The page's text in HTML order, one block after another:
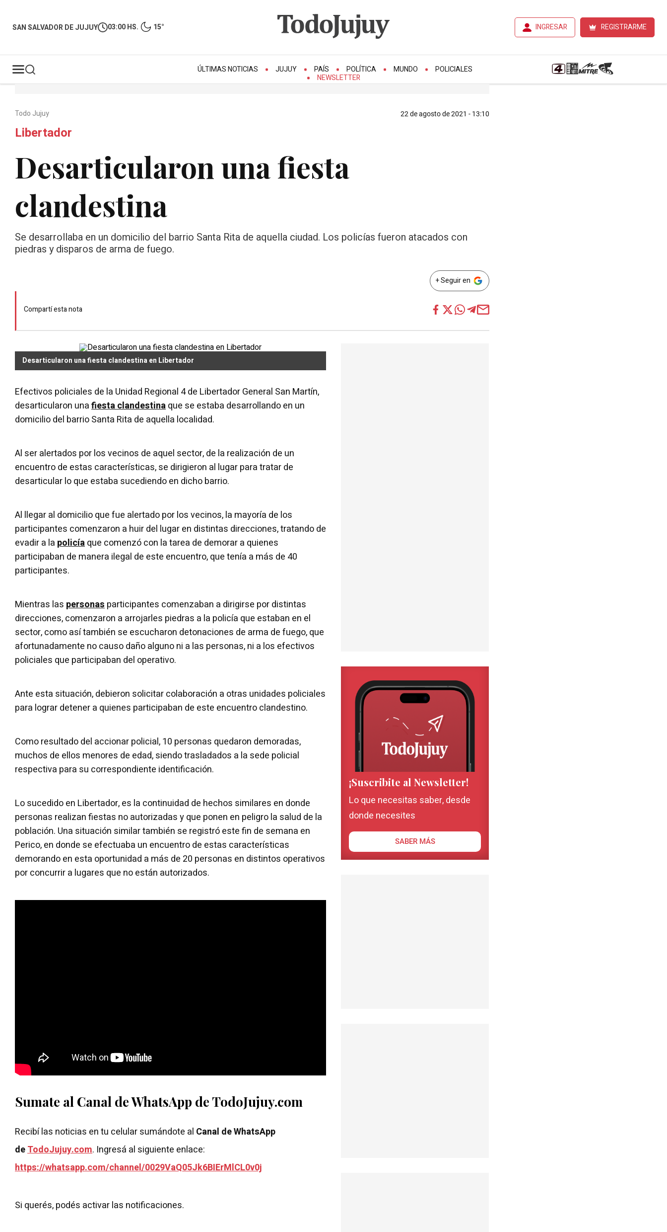
SAN SALVADOR DE JUJUY 03:00 HS. 15° INGRESAR REGISTRARME
ÚLTIMAS NOTICIAS JUJUY PAÍS POLÍTICA MUNDO
POLICIALES
NEWSLETTER
Todo Jujuy 22 de agosto de 2021 - 13:10
Libertador
Desarticularon una fiesta
clandestina
Se desarrollaba en un domicilio del barrio Santa Rita de aquella ciudad. Los policías fueron atacados con
piedras y disparos de arma de fuego.
+ Seguir en
Compartí esta nota
Desarticularon una fiesta clandestina en Libertador
Efectivos policiales de la Unidad Regional 4 de Libertador General San Martín,
desarticularon unafiesta clandestinaque se estaba desarrollando en un
domicilio del barrio Santa Rita de aquella localidad.
Al ser alertados por los vecinos de aquel sector, de la realización de un
encuentro de estas características, se dirigieron al lugar para tratar de
desarticular lo que estaba sucediendo en dicho barrio.
Al llegar al domicilio que fue alertado por los vecinos, la mayoría de los
participantes comenzaron a huir del lugar en distintas direcciones, tratando de
evadir a la policíaque comenzó con la tarea de demorar a quienes
participaban de manera ilegal de este encuentro, que tenía a más de 40
participantes.
Mientras las personasparticipantes comenzaban a dirigirse por distintas
direcciones, comenzaron a arrojarles piedras a la policía que estaban en el
sector, como así también se escucharon detonaciones de arma de fuego, que
afortunadamente no causo daño alguno ni a las personas, ni a los efectivos
policiales que participaban del operativo.
Ante esta situación, debieron solicitar colaboración a otras unidades policiales
para lograr detener a quienes participaban de este encuentro clandestino.
Como resultado del accionar policial, 10 personas quedaron demoradas,
muchos de ellos menores de edad, siendo trasladados a la sede policial
respectiva para su correspondiente identificación.
Lo sucedido en Libertador, es la continuidad de hechos similares en donde
personas realizan fiestas no autorizadas y que ponen en peligro la salud de la
población. Una situación similar también se registró este fin de semana en
Perico, en donde se efectuaba un encuentro de estas características
demorando en esta oportunidad a más de 20 personas en distintos operativos
por concurrir a lugares que no están autorizados.
Sumate al Canal de WhatsApp de TodoJujuy.com
Recibí las noticias en tu celular sumándote al Canal de WhatsApp
deTodoJujuy.com. Ingresá al siguiente enlace:
https://whatsapp.com/channel/0029VaQ05Jk6BIErMlCL0v0j
Si querés, podés activar las notificaciones.
¡Suscribite al Newsletter!
Lo que necesitas saber, desde
donde necesites
SABER MÁS